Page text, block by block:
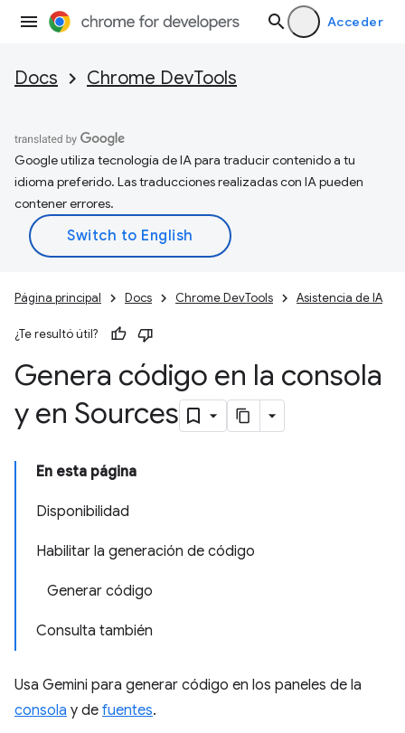
Acceder
Docs Chrome DevTools
Google utiliza tecnología de IA para traducir contenido a tu
idioma preferido. Las traducciones realizadas con IA pueden
contener errores.
Página principal Docs Chrome DevTools Asistencia de IA
¿Te resultó útil?
Genera código en la consola
y en Sources
En esta página
Disponibilidad
Habilitar la generación de código
Generar código
Consulta también
Usa Gemini para generar código en los paneles de la
consola y de fuentes.